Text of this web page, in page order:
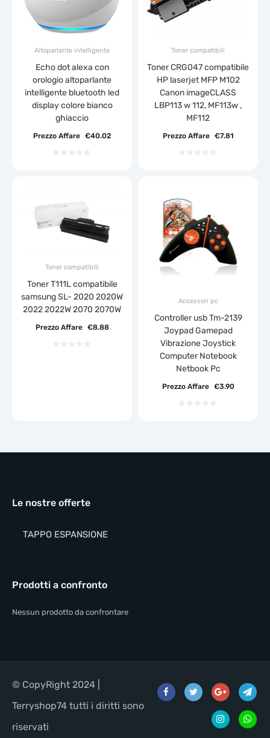
Altoparlante intelligente
Echo dot alexa con
orologio altoparlante
intelligente bluetooth led
display colore bianco
ghiaccio
€40.02
Prezzo Affare
Toner compatibili
Toner CRG047 compatibile
HP laserjet MFP M102
Canon imageCLASS
LBP113 w 112, MF113w ,
MF112
€7.81
Prezzo Affare
Toner compatibili
Toner T111L compatibile
samsung SL- 2020 2020W
2022 2022W 2070 2070W
€8.88
Prezzo Affare
Accessori pc
Controller usb Tm-2139
Joypad Gamepad
Vibrazione Joystick
Computer Notebook
Netbook Pc
€3.90
Prezzo Affare
Le nostre offerte
TAPPO ESPANSIONE
Prodotti a confronto
Nessun prodotto da confrontare
© CopyRight 2024 |
Terryshop74 tutti i diritti sono
riservati